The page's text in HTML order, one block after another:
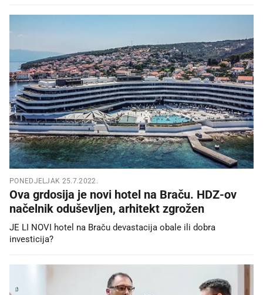
PONEDJELJAK 25.7.2022.
Ova grdosija je novi hotel na Braču. HDZ-ov
načelnik oduševljen, arhitekt zgrožen
JE LI NOVI hotel na Braču devastacija obale ili dobra
investicija?